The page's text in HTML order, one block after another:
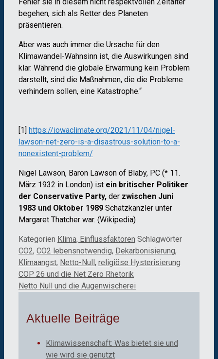
begehen, sich als Retter des Planeten
präsentieren.
Aber was auch immer die Ursache für den
Klimawandel-Wahnsinn ist, die Auswirkungen sind
klar. Während die globale Erwärmung kein Problem
darstellt, sind die Maßnahmen, die die Probleme
verhindern sollen, eine Katastrophe.“
[1] https://iowaclimate.org/2021/11/04/nigel-
lawson-net-zero-is-a-disastrous-solution-to-a-
nonexistent-problem/
Nigel Lawson, Baron Lawson of Blaby, PC (* 11.
März 1932 in London) ist ein britischer Politiker
der Conservative Party, der zwischen Juni
1983 und Oktober 1989 Schatzkanzler unter
Margaret Thatcher war. (Wikipedia)
Kategorien Klima, Einflussfaktoren Schlagwörter
CO2, CO2 lebensnotwendig, Dekarbonisierung,
Klimaangst, Netto-Null, religiöse Hysterisierung
COP 26 und die Net Zero Rhetorik
Netto Null und die Augenwischerei
Aktuelle Beiträge
Klimawissenschaft: Was bietet sie und
wie wird sie genutzt